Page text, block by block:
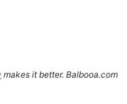
makes it better. Balbooa.com